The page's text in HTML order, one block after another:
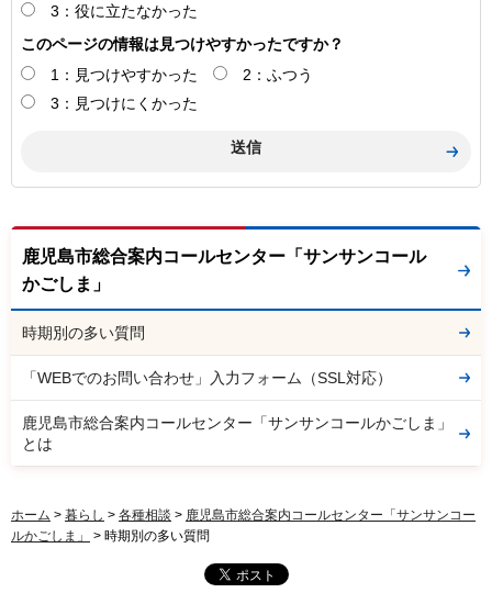
3：役に立たなかった
このページの情報は見つけやすかったですか？
1：見つけやすかった
2：ふつう
3：見つけにくかった
鹿児島市総合案内コールセンター「サンサンコール
かごしま」
時期別の多い質問
「WEBでのお問い合わせ」入力フォーム（SSL対応）
鹿児島市総合案内コールセンター「サンサンコールかごしま」
とは
ホーム > 暮らし > 各種相談 > 鹿児島市総合案内コールセンター「サンサンコー
ルかごしま」
> 時期別の多い質問